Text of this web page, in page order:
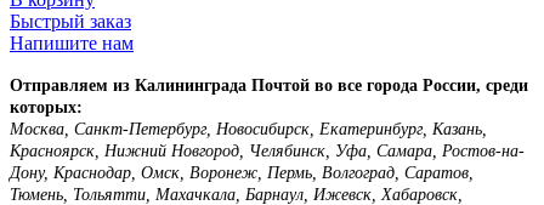
Быстрый заказ
Напишите нам
Отправляем из Калининграда Почтой во все города России, среди
которых:
Москва, Санкт-Петербург, Новосибирск, Екатеринбург, Казань,
Красноярск, Нижний Новгород, Челябинск, Уфа, Самара, Ростов-на-
Дону, Краснодар, Омск, Воронеж, Пермь, Волгоград, Саратов,
Тюмень, Тольятти, Махачкала, Барнаул, Ижевск, Хабаровск,